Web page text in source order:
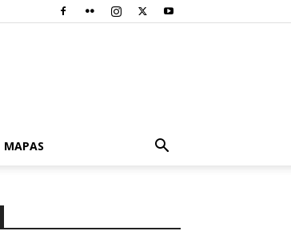
MAPAS